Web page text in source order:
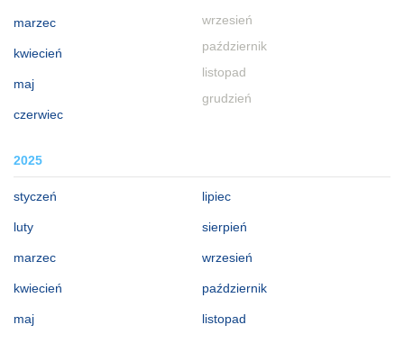
marzec
kwiecień
maj
czerwiec
wrzesień
październik
listopad
grudzień
2025
styczeń
luty
marzec
kwiecień
maj
lipiec
sierpień
wrzesień
październik
listopad